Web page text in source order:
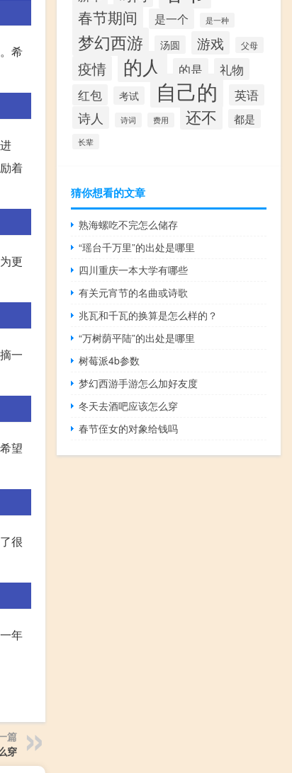
希
着
更
一
望
很
年
篇
穿
春节期间 是一个 是一种
梦幻西游 汤圆 游戏 父母
疫情 的人 的是 礼物
红包 考试 自己的 英语
诗人 诗词 费用 还不 都是
长辈
猜你想看的文章
熟海螺吃不完怎么储存
“瑶台千万里”的出处是哪里
四川重庆一本大学有哪些
有关元宵节的名曲或诗歌
兆瓦和千瓦的换算是怎么样的？
“万树荫平陆”的出处是哪里
树莓派4b参数
梦幻西游手游怎么加好友度
冬天去酒吧应该怎么穿
春节侄女的对象给钱吗